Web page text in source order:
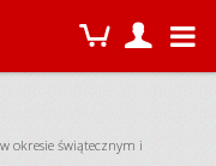
okresie świątecznym i